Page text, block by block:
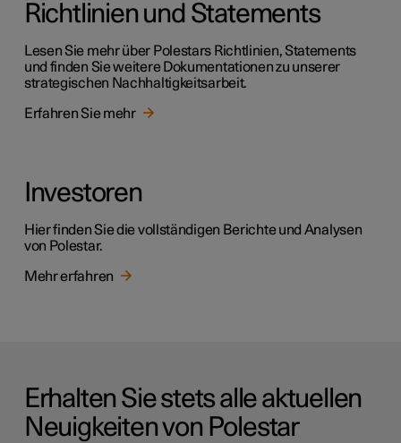
Richtlinien und Statements
Lesen Sie mehr über Polestars Richtlinien, Statements
und finden Sie weitere Dokumentationen zu unserer
strategischen Nachhaltigkeitsarbeit.
Erfahren Sie mehr
Investoren
Hier finden Sie die vollständigen Berichte und Analysen
von Polestar.
Mehr erfahren
Erhalten Sie stets alle aktuellen
Neuigkeiten von Polestar